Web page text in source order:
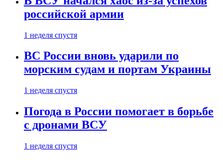
российской армии
1 неделя спустя
ВС России вновь ударили по
морским судам и портам Украины
1 неделя спустя
Погода в России помогает в борьбе
с дронами ВСУ
1 неделя спустя